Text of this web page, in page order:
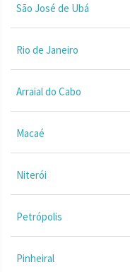
São José de Ubá
Rio de Janeiro
Arraial do Cabo
Macaé
Niterói
Petrópolis
Pinheiral